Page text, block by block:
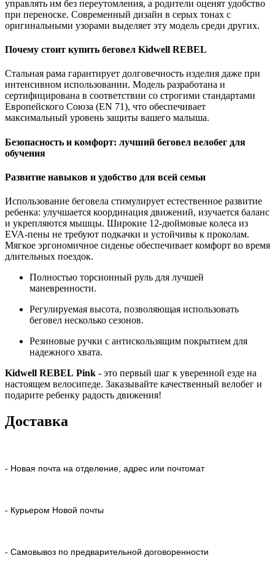
управлять им без переутомления, а родители оценят удобство
при переноске. Современный дизайн в серых тонах с
оригинальными узорами выделяет эту модель среди других.
Почему стоит купить беговел Kidwell REBEL
Стальная рама гарантирует долговечность изделия даже при
интенсивном использовании. Модель разработана и
сертифицирована в соответствии со строгими стандартами
Европейского Союза (EN 71), что обеспечивает
максимальный уровень защиты вашего малыша.
Безопасность и комфорт: лучший беговел велобег для
обучения
Развитие навыков и удобство для всей семьи
Использование беговела стимулирует естественное развитие
ребенка: улучшается координация движений, изучается баланс
и укрепляются мышцы. Широкие 12-дюймовые колеса из
EVA-пены не требуют подкачки и устойчивы к проколам.
Мягкое эргономичное сиденье обеспечивает комфорт во время
длительных поездок.
Полностью торсионный руль для лучшей
маневренности.
Регулируемая высота, позволяющая использовать
беговел несколько сезонов.
Резиновые ручки с антискользящим покрытием для
надежного хвата.
Kidwell REBEL Pink - это первый шаг к уверенной езде на
настоящем велосипеде. Заказывайте качественный велобег и
подарите ребенку радость движения!
Доставка
- Новая почта на отделение, адрес или почтомат
- Курьером Новой почты
- Самовывоз по предварительной договоренности